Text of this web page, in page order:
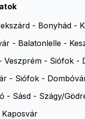
- Bonyhád -
- Balatonlelle -
Veszprém - Siófok -
- Siófok -
- Sásd - Szágy/